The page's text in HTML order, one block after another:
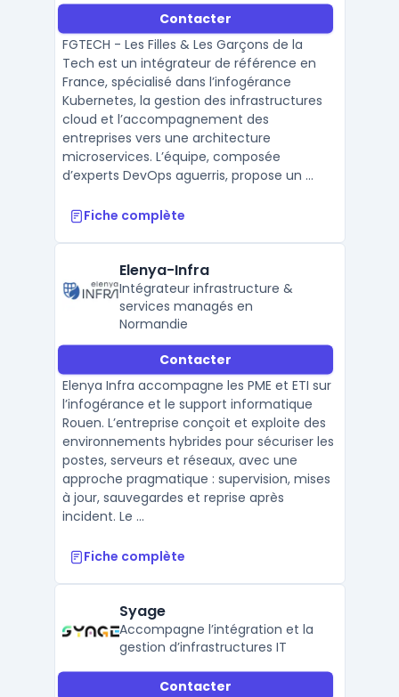
gestion d’infrastructures cloud
et propose des formations
DevOps en entreprise.
Contacter
FGTECH - Les Filles & Les Garçons de la
Tech est un intégrateur de référence en
France, spécialisé dans l’infogérance
Kubernetes, la gestion des infrastructures
cloud et l’accompagnement des
entreprises vers une architecture
microservices. L’équipe, composée
d’experts DevOps aguerris, propose un ...
Fiche complète
Elenya-Infra
Intégrateur infrastructure &
services managés en
Normandie
Contacter
Elenya Infra accompagne les PME et ETI sur
l’infogérance et le support informatique
Rouen. L’entreprise conçoit et exploite des
environnements hybrides pour sécuriser les
postes, serveurs et réseaux, avec une
approche pragmatique : supervision, mises
à jour, sauvegardes et reprise après
incident. Le ...
Fiche complète
Syage
Accompagne l’intégration et la
gestion d’infrastructures IT
Contacter